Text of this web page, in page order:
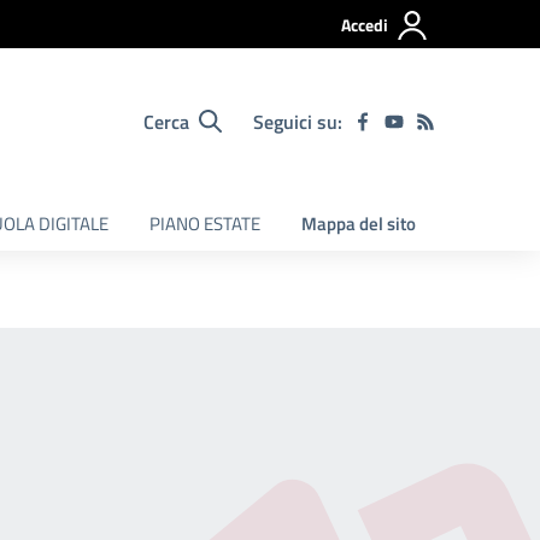
Accedi
Cerca Seguici su:
DIGITALE PIANO ESTATE Mappa del sito